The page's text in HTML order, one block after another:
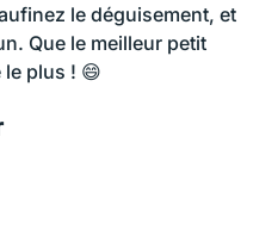
le déguisement, et
Que le meilleur petit
plus ! 😄